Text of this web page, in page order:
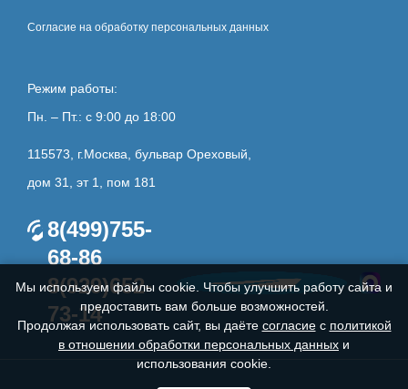
Согласие на обработку персональных данных
Режим работы:
Пн. – Пт.: с 9:00 до 18:00
115573, г.Москва, бульвар Ореховый,
дом 31, эт 1, пом 181
8(499)755-
68-86
8(929)652-
73-14
Мы используем файлы cookie. Чтобы улучшить работу сайта и
предоставить вам больше возможностей.
Продолжая использовать сайт, вы даёте согласиес политикой
в отношении обработки персональных данных и
использования cookie.